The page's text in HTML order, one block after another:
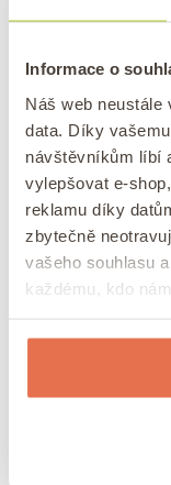
Informace o
Náš web neustále
data. Díky
návštěvníkům líbí
vylepšovat e-
reklamu díky
zbytečně
vašeho souhlasu
každému, kdo
použijte pouze
článek, jak
Tip:
Jak na
muffinů?
Poté necháte